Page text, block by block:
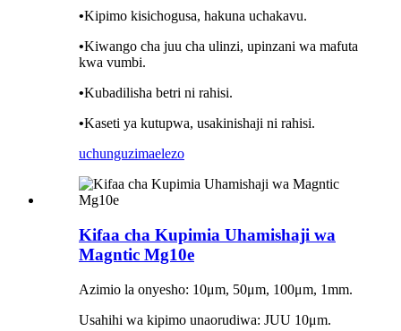
•Kipimo kisichogusa, hakuna uchakavu.
•Kiwango cha juu cha ulinzi, upinzani wa mafuta
kwa vumbi.
•Kubadilisha betri ni rahisi.
•Kaseti ya kutupwa, usakinishaji ni rahisi.
uchunguzimaelezo
Kifaa cha Kupimia Uhamishaji wa
Magntic Mg10e
Azimio la onyesho: 10μm, 50μm, 100μm, 1mm.
Usahihi wa kipimo unaorudiwa: JUU 10μm.